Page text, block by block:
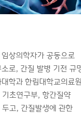
상의학자가 공동으로
로, 간질 발병 기전 규
학과 한림대학교의료
초연구부, 항간질약
고, 간질발생에 관한